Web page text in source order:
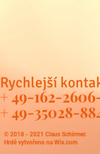
Rychlejší
+ 49-162-
+ 49-35028-
© 2018 - 2021 Claus Schirmer.
Hrdě vytvořeno na Wix.com